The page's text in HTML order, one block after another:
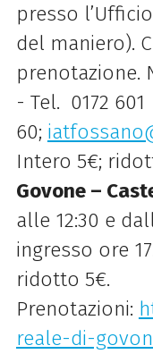
presso
del maniero).
prenotazione.
- Tel. 0172 601
60;
Intero 5€;
Govone –
alle 12:30 e
ingresso ore
ridotto 5€.
Prenotazioni:
reale-di-